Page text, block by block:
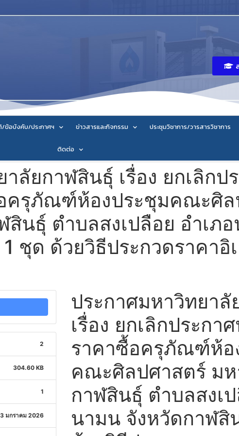
ข้อบังคับ/ประกาศฯ ข่าวสารและกิจกรรม ประชุมวิชาการ/วารสารวิชาการ
ติดต่อ
ลัยกาฬสินธุ์ เรื่อง ยกเลิกป
ครุภัณฑ์ห้องประชุมคณะศิล
สินธุ์ ตำบลสงเปลือย อำเภ
ชุด ด้วยวิธีประกวดราคาอิ
2
304.60 KB
1
มกราคม 2026
ประกาศมหาวิทยาลั
เรื่อง ยกเลิกประกา
ราคาซื้อครุภัณฑ์ห้อ
คณะศิลปศาสตร์ มห
กาฬสินธุ์ ตำบลสงเ
นามน จังหวัดกาฬสิ